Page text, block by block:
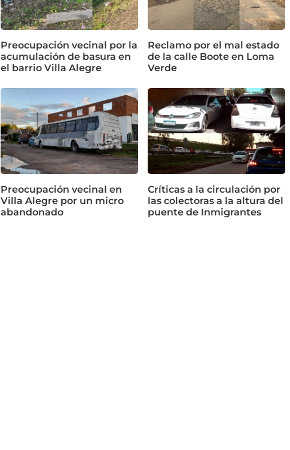
Preocupación vecinal por la
acumulación de basura en
el barrio Villa Alegre
Reclamo por el mal estado
de la calle Boote en Loma
Verde
Preocupación vecinal en
Villa Alegre por un micro
abandonado
Críticas a la circulación por
las colectoras a la altura del
puente de Inmigrantes